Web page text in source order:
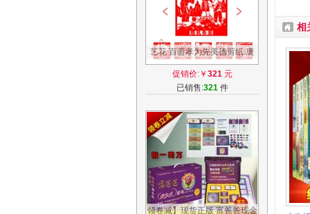
艺花 百善孝为先美德剪纸 鹿
乳奉亲等24孝剪刻纸画 红宣
纸 新品
促销价:￥ 321元
已销售:321件
领卷减】现货正版 富爸爸现金
相